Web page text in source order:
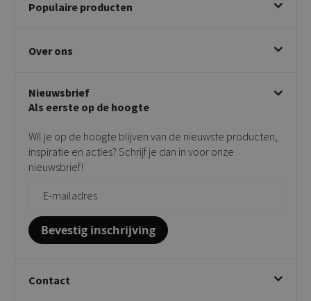
Betalen & annuleren
Klachtafhandeling
Privacy policy
Populaire producten
Draaibare eetkamerstoelen
Taupe stoelen
Tuinstoelen
Bijzettafels
Over ons
Showroom
Contact
Onderhoudsproducten
Vloerbescherming
Giftcards
Nieuwsbrief
Als eerste op de hoogte
Wil je op de hoogte blijven van de nieuwste producten,
inspiratie en acties? Schrijf je dan in voor onze
nieuwsbrief!
Bevestig inschrijving
Contact